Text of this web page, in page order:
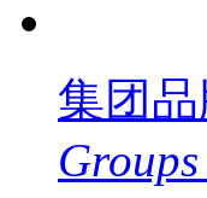
集团